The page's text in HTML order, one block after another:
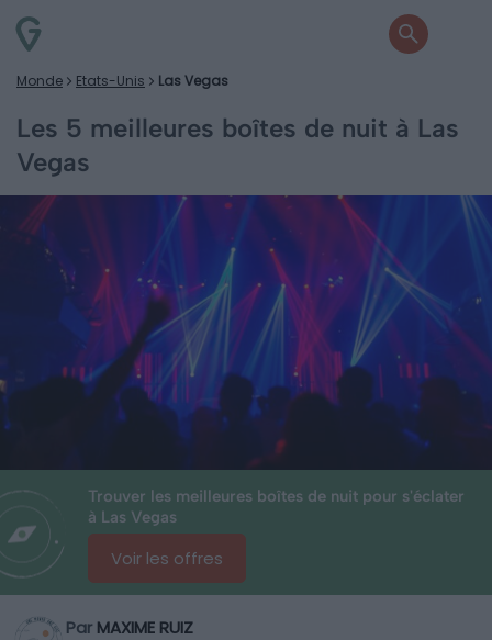
Monde Etats-Unis Las Vegas
Les 5 meilleures boîtes de nuit à Las
Vegas
Trouver les meilleures boîtes de nuit pour s'éclater
à Las Vegas
Voir les offres
Par MAXIME RUIZ